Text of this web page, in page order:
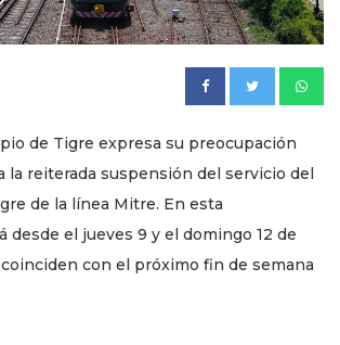
de Tigre expresa su preocupación
la reiterada suspensión del servicio del
de la línea Mitre. En esta
desde el jueves 9 y el domingo 12 de
con el próximo fin de semana